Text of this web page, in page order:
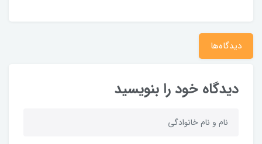
دیدگاه‌ها
دیدگاه خود را بنویسید